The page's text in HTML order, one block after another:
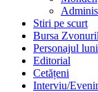
Stiri pe scurt
Bursa
Personajul
Editorial
Cetățeni
Interviu/